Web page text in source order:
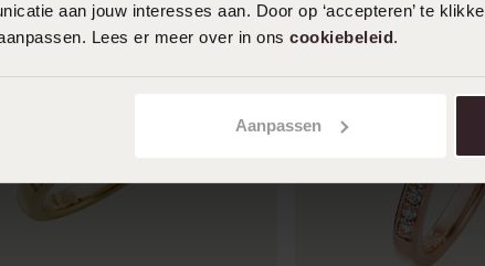
aan jouw interesses aan. Door op ‘accepteren’ te
Lees er meer over in ons cookiebeleid.
Aanpassen